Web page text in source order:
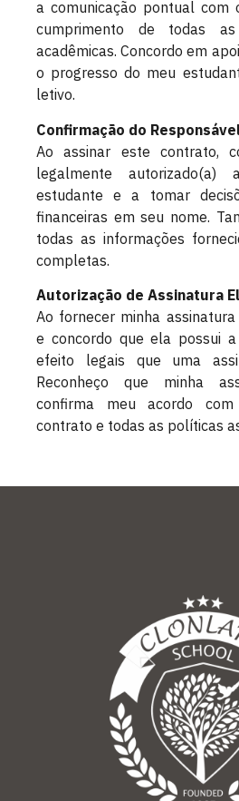
a comunicação pontual com
cumprimento de todas as
acadêmicas. Concordo em
o progresso do meu
letivo.
Confirmação do
Ao assinar este contrato,
legalmente autorizado(a)
estudante e a tomar
financeiras em seu nome.
todas as informações
completas.
Autorização de Assinatura
Ao fornecer minha
e concordo que ela possui
efeito legais que uma
Reconheço que minha
confirma meu acordo
contrato e todas as políticas